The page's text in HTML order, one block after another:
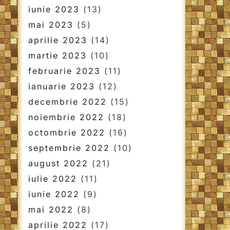
iunie 2023 (13)
mai 2023 (5)
aprilie 2023 (14)
martie 2023 (10)
februarie 2023 (11)
ianuarie 2023 (12)
decembrie 2022 (15)
noiembrie 2022 (18)
octombrie 2022 (16)
septembrie 2022 (10)
august 2022 (21)
iulie 2022 (11)
iunie 2022 (9)
mai 2022 (8)
aprilie 2022 (17)